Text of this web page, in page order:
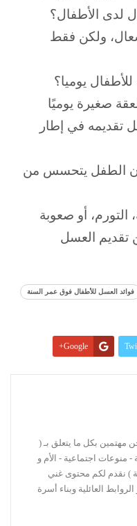
لدى الأطفال؟
ولكن فقط
يوميا؟
صغيرة يوميًا
ويُفضل تقديمه في إطار
الطفل يتحسس من
التورم، أو صعوبة
تقديم العسل
فوائد العسل للأطفال فوق عمر السنة
Google+
مهتمين بكل ما يتعلق بـ (
- منوعات اجتماعية - الأم و
) نقدم لكم محتوى غني
العائلية وبناء أسرة